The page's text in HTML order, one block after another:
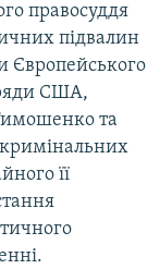
правосуддя
підвалин
Європейського
США,
та
її